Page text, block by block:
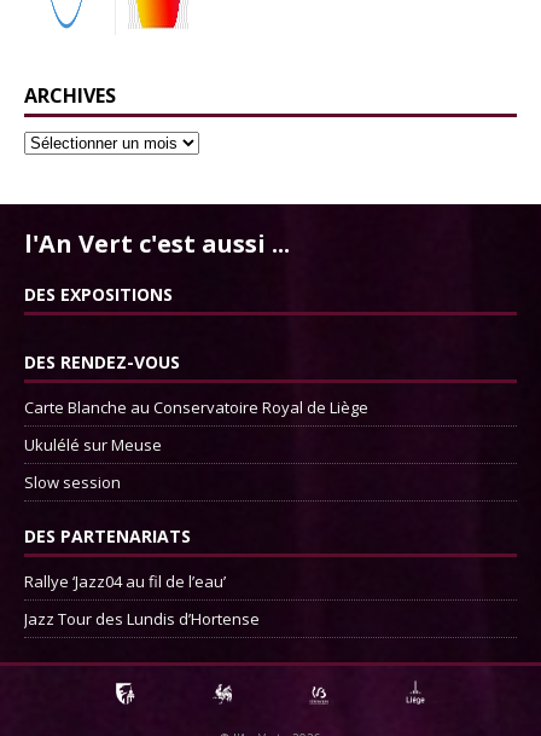
ARCHIVES
l'An Vert c'est aussi ...
DES EXPOSITIONS
DES RENDEZ-VOUS
Carte Blanche au Conservatoire Royal de Liège
Ukulélé sur Meuse
Slow session
DES PARTENARIATS
Rallye ‘Jazz04 au fil de l’eau’
Jazz Tour des Lundis d’Hortense